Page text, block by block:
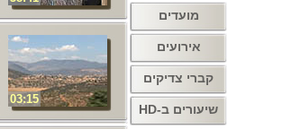
מועדים
אירועים
קברי צדיקים
שיעורים ב-HD
03:15